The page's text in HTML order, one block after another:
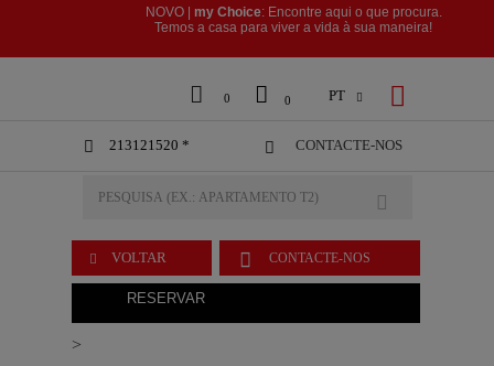
PT  
CONTACTE-NOS
 0  0
 213121520 * 
NOVO | my Choice: Encontre aqui o que procura.
​​​​​​​Temos a casa para viver a vida à sua maneira!
>
 VOLTAR  CONTACTE-NOS
RESERVAR